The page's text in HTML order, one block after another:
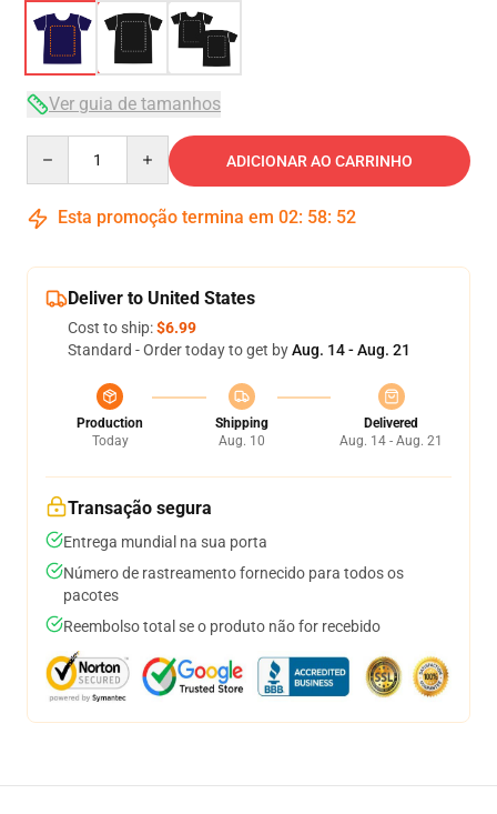
Ver guia de tamanhos
ADICIONAR AO CARRINHO
Esta promoção termina em 02: 58: 51
Deliver to United States
Cost to ship:$6.99
Standard - Order today to get byAug. 14 - Aug. 21
Production
Today
Shipping
Aug. 10
Delivered
Aug. 14 - Aug. 21
Transação segura
Entrega mundial na sua porta
Número de rastreamento fornecido para todos os
pacotes
Reembolso total se o produto não for recebido